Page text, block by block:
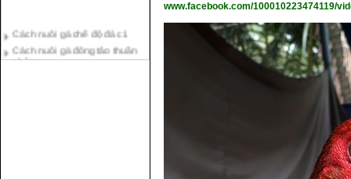
chủng
Kỹ thuật nuôi gà con mới nở
www.facebook.com/100010223474119/